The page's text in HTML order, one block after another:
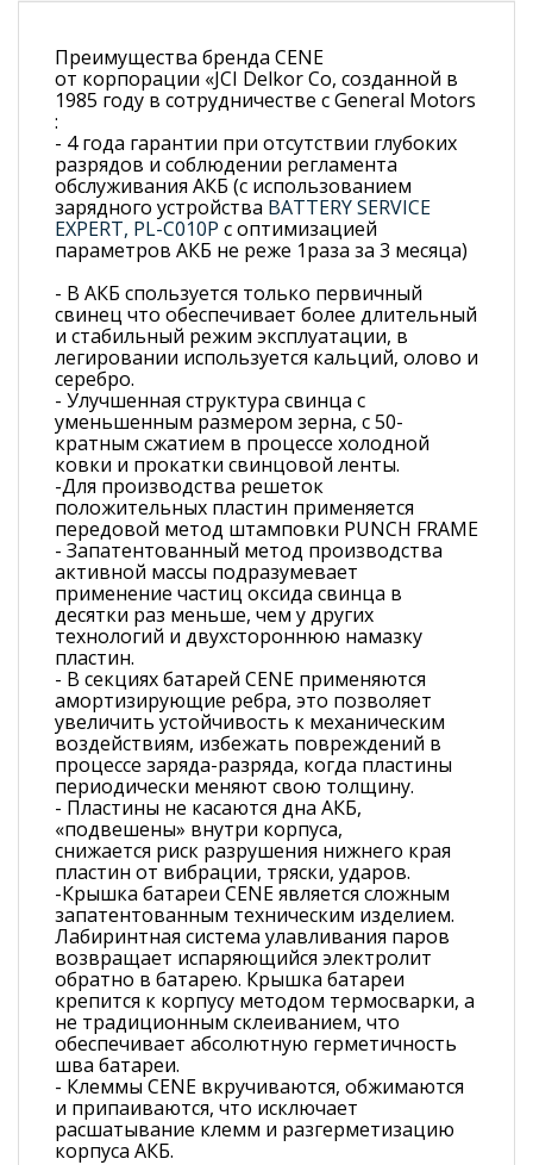
Преимущества бренда CENE
от корпорации «JCI Delkor Со, созданной в
1985 году в сотрудничестве с General Motors
:
- 4 года гарантии при отсутствии глубоких
разрядов и соблюдении регламента
обслуживания АКБ (с использованием
зарядного устройства BATTERY SERVICE
EXPERT, PL-C010P с оптимизацией
параметров АКБ не реже 1раза за 3 месяца)
- В АКБ спользуется только первичный
свинец что обеспечивает более длительный
и стабильный режим эксплуатации, в
легировании используется кальций, олово и
серебро.
- Улучшенная структура свинца с
уменьшенным размером зерна, с 50-
кратным сжатием в процессе холодной
ковки и прокатки свинцовой ленты.
-Для производства решеток
положительных пластин применяется
передовой метод штамповки PUNCH FRAME
- Запатентованный метод производства
активной массы подразумевает
применение частиц оксида свинца в
десятки раз меньше, чем у других
технологий и двухстороннюю намазку
пластин.
- В секциях батарей CENE применяются
амортизирующие ребра, это позволяет
увеличить устойчивость к механическим
воздействиям, избежать повреждений в
процессе заряда-разряда, когда пластины
периодически меняют свою толщину.
- Пластины не касаются дна АКБ,
«подвешены» внутри корпуса,
снижается риск разрушения нижнего края
пластин от вибрации, тряски, ударов.
-Крышка батареи CENE является сложным
запатентованным техническим изделием.
Лабиринтная система улавливания паров
возвращает испаряющийся электролит
обратно в батарею. Крышка батареи
крепится к корпусу методом термосварки, а
не традиционным склеиванием, что
обеспечивает абсолютную герметичность
шва батареи.
- Клеммы CENE вкручиваются, обжимаются
и припаиваются, что исключает
расшатывание клемм и разгерметизацию
корпуса АКБ.